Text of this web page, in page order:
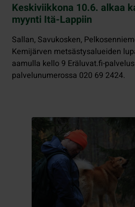
Keskiviikkona 10.6. alkaa
myynti Itä-Lappiin
Sallan, Savukosken,
Kemijärven metsästysalueiden
aamulla kello 9 Eräluvat.fi-
palvelunumerossa 020 69 2424.